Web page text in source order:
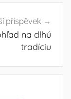
příspěvek
na dlhú
tradíciu